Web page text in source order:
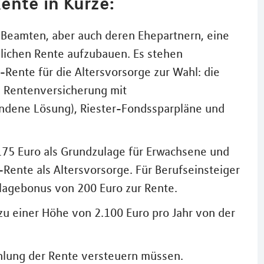
aber auch deren Ehepartnern, eine
Rente aufzubauen. Es stehen
für die Altersvorsorge zur Wahl: die
mit
Lösung), Riester-Fondssparpläne und
Euro als Grundzulage für Erwachsene und
als Altersvorsorge. Für Berufseinsteiger
von 200 Euro zur Rente.
einer Höhe von 2.100 Euro pro Jahr von der
der Rente versteuern müssen.